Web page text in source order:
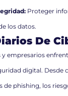
Proteger
los datos.
De
y empresarios
digital. Desde
phishing, los